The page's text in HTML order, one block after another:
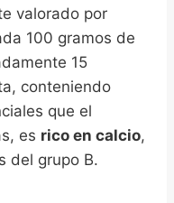
valorado por
100 gramos de
15
conteniendo
que el
es rico en calcio,
del grupo B.